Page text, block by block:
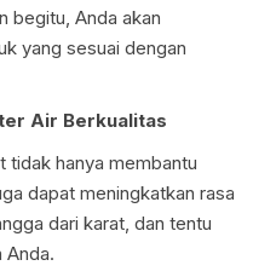
begitu, Anda akan
yang sesuai dengan
Air Berkualitas
tidak hanya membantu
dapat meningkatkan rasa
dari karat, dan tentu
Anda.